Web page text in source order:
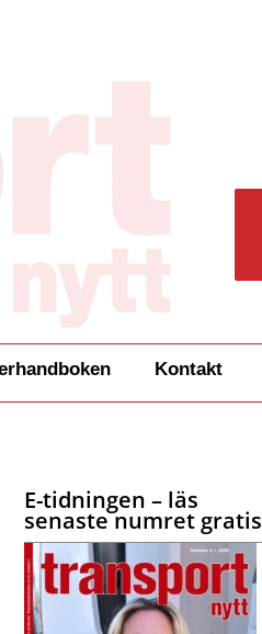
Kontakt
E-tidningen – läs
senaste numret gratis